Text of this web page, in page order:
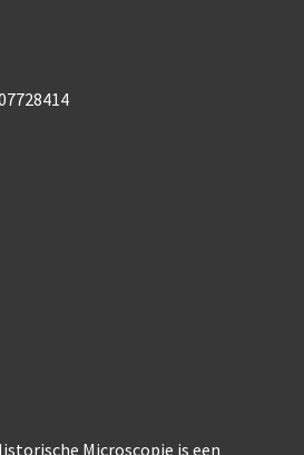
samenklapbaar (ca. 1973)
Optische Werke (ROW)
Microscopie is een